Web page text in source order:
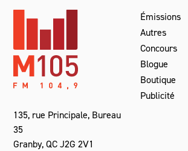
135, rue Principale, Bureau
35
Granby, QC J2G 2V1
Émissions
Autres
Concours
Blogue
Boutique
Publicité